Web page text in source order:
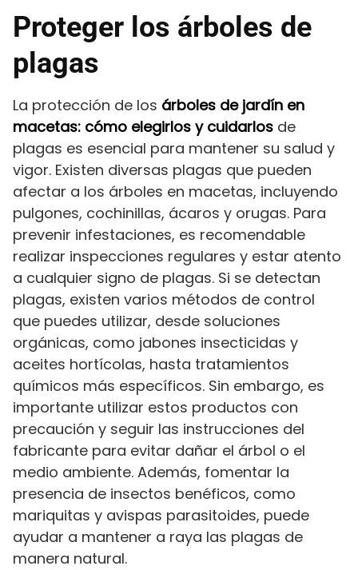
Proteger los árboles de
plagas
La protección de los árboles de jardín en
macetas: cómo elegirlos y cuidarlos de
plagas es esencial para mantener su salud y
vigor. Existen diversas plagas que pueden
afectar a los árboles en macetas, incluyendo
pulgones, cochinillas, ácaros y orugas. Para
prevenir infestaciones, es recomendable
realizar inspecciones regulares y estar atento
a cualquier signo de plagas. Si se detectan
plagas, existen varios métodos de control
que puedes utilizar, desde soluciones
orgánicas, como jabones insecticidas y
aceites hortícolas, hasta tratamientos
químicos más específicos. Sin embargo, es
importante utilizar estos productos con
precaución y seguir las instrucciones del
fabricante para evitar dañar el árbol o el
medio ambiente. Además, fomentar la
presencia de insectos benéficos, como
mariquitas y avispas parasitoides, puede
ayudar a mantener a raya las plagas de
manera natural.